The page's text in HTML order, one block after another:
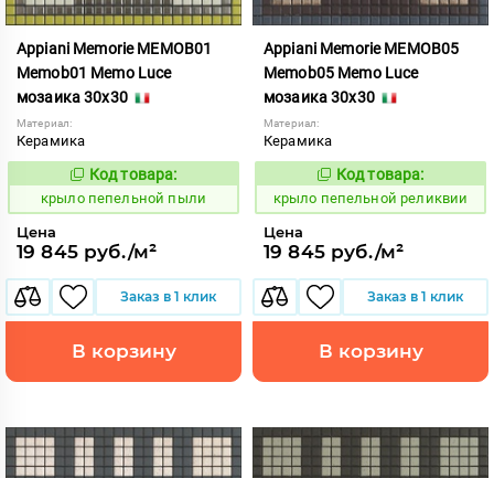
Appiani Memorie MEMOB01
Memob01 Memo Luce
мозаика 30x30
Материал:
Керамика
836951
Код товара:
крыло пепельной пыли
Цена
19 845 руб./м²
Заказ в 1 клик
В корзину
Appiani Memorie MEMOB05
Memob05 Memo Luce
мозаика 30x30
Материал:
Керамика
836955
Код товара:
крыло пепельной реликвии
Цена
19 845 руб./м²
Заказ в 1 клик
В корзину